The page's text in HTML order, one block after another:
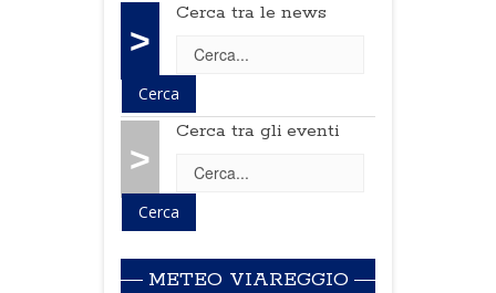
>
Cerca tra le news
>
Cerca tra gli eventi
METEO VIAREGGIO